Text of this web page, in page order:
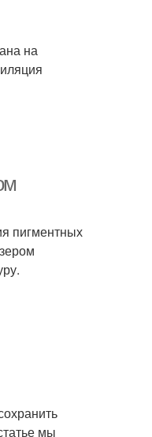
на
пигментных
мы